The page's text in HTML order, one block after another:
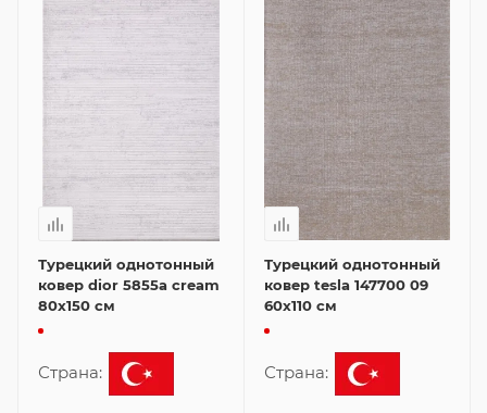
Турецкий однотонный
ковер dior 5855a cream
80x150 см
Страна:
Турецкий однотонный
ковер tesla 147700 09
60x110 см
Страна: